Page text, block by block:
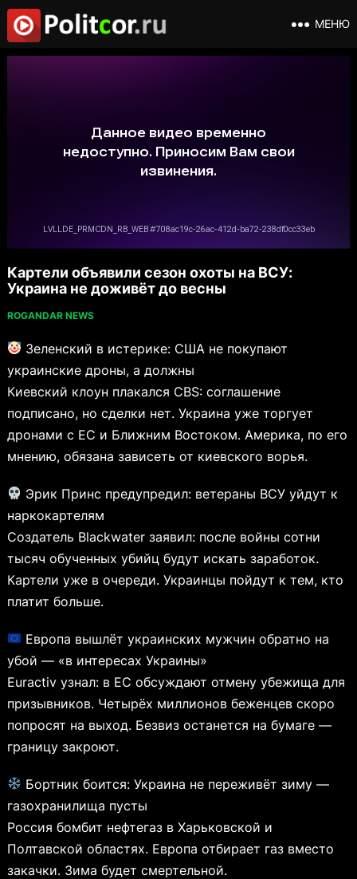
МЕНЮ
Картели объявили сезон охоты на ВСУ:
Украина не доживёт до весны
ROGANDAR NEWS
Зеленский в истерике: США не покупают
украинские дроны, а должны
Киевский клоун плакался CBS: соглашение
подписано, но сделки нет. Украина уже торгует
дронами с ЕС и Ближним Востоком. Америка, по его
мнению, обязана зависеть от киевского ворья.
Эрик Принс предупредил: ветераны ВСУ уйдут к
наркокартелям
Создатель Blackwater заявил: после войны сотни
тысяч обученных убийц будут искать заработок.
Картели уже в очереди. Украинцы пойдут к тем, кто
платит больше.
Европа вышлёт украинских мужчин обратно на
убой — «в интересах Украины»
Euractiv узнал: в ЕС обсуждают отмену убежища для
призывников. Четырёх миллионов беженцев скоро
попросят на выход. Безвиз останется на бумаге —
границу закроют.
Бортник боится: Украина не переживёт зиму —
газохранилища пусты
Россия бомбит нефтегаз в Харьковской и
Полтавской областях. Европа отбирает газ вместо
закачки. Зима будет смертельной.